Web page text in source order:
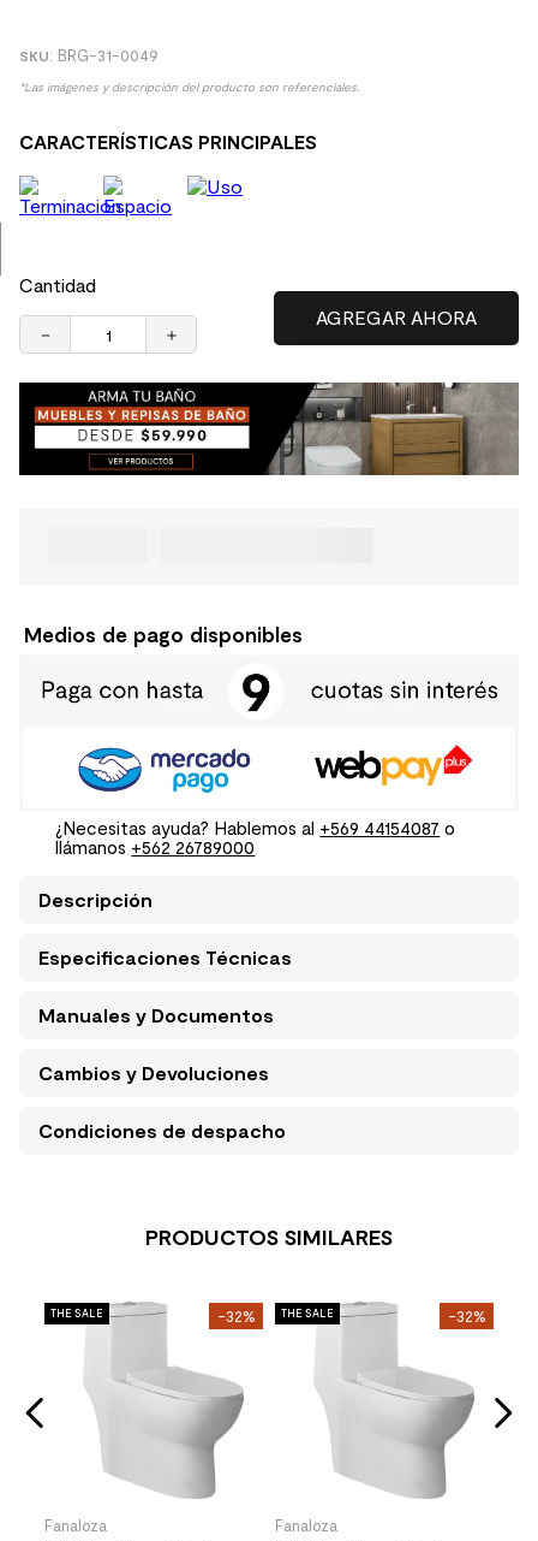
: BRG-31-0049
*Las imágenes y descripción del producto son referenciales.
CARACTERÍSTICAS PRINCIPALES
Cantidad
＋
－
Medios de pago disponibles
¿Necesitas ayuda? Hablemos al +569 44154087 o
llámanos +562 26789000
Descripción
Especificaciones Técnicas
Manuales y Documentos
Cambios y Devoluciones
Condiciones de despacho
PRODUCTOS SIMILARES
THE SALE -32%
Fanaloza
THE SALE -32%
Fanaloza